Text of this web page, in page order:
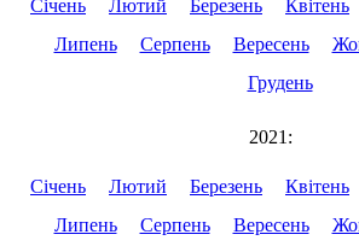
Січень Лютий Березень Квітень
Липень
Серпень Вересень
Грудень
2021:
Січень Лютий Березень Квітень
Липень
Серпень Вересень